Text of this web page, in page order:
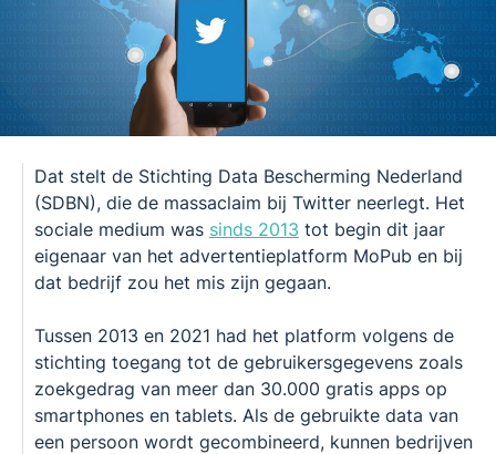
Dat stelt de Stichting Data Bescherming Nederland
(SDBN), die de massaclaim bij Twitter neerlegt. Het
sociale medium was sinds 2013 tot begin dit jaar
eigenaar van het advertentieplatform MoPub en bij
dat bedrijf zou het mis zijn gegaan.
Tussen 2013 en 2021 had het platform volgens de
stichting toegang tot de gebruikersgegevens zoals
zoekgedrag van meer dan 30.000 gratis apps op
smartphones en tablets. Als de gebruikte data van
een persoon wordt gecombineerd, kunnen bedrijven